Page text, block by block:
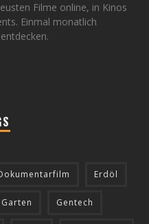
Filme online, in Kinos
Einmal monatlich
Erdöl
Garten Gentech